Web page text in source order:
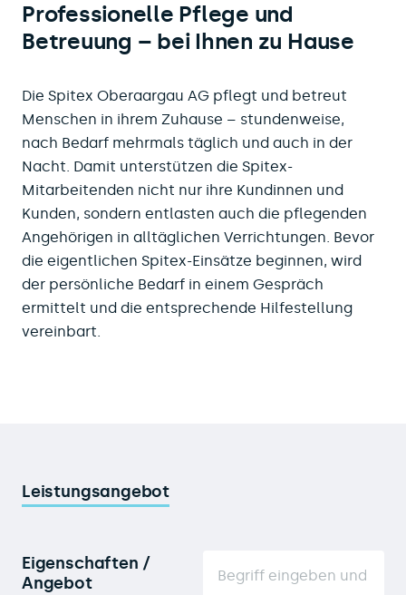
Professionelle Pflege und
Betreuung – bei Ihnen zu Hause
Die Spitex Oberaargau AG pflegt und betreut
Menschen in ihrem Zuhause – stundenweise,
nach Bedarf mehrmals täglich und auch in der
Nacht. Damit unterstützen die Spitex-
Mitarbeitenden nicht nur ihre Kundinnen und
Kunden, sondern entlasten auch die pflegenden
Angehörigen in alltäglichen Verrichtungen. Bevor
die eigentlichen Spitex-Einsätze beginnen, wird
der persönliche Bedarf in einem Gespräch
ermittelt und die entsprechende Hilfestellung
vereinbart.
Leistungsangebot
Eigenschaften /
Angebot